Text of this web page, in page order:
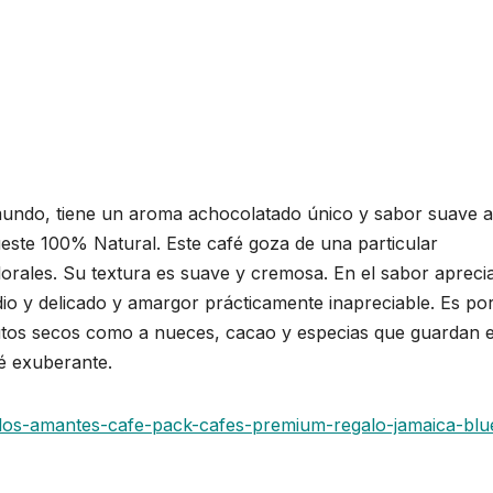
tiene un aroma achocolatado único y sabor suave a
100% Natural. Este café goza de una particular
Su textura es suave y cremosa. En el sabor
y delicado y amargor prácticamente inapreciable. Es
secos como a nueces, cacao y especias que guardan
exuberante.
amantes-cafe-pack-cafes-premium-regalo-jamaica-